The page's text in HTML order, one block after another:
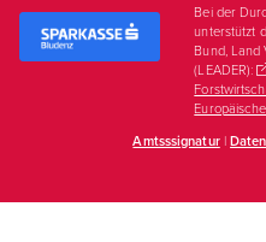
Bei der
unterstützt
Bund,
(LEADER):
Amtsssignatur|